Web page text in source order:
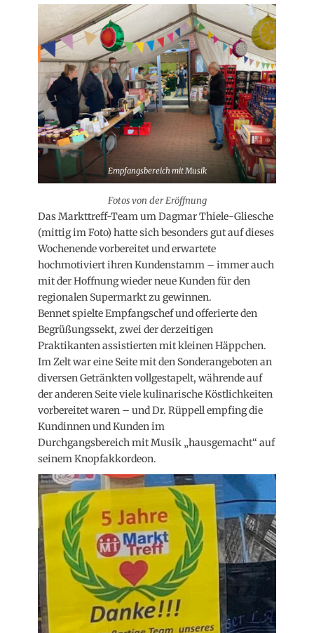
Empfangsbereich mit Musik
Fotos von der Eröffnung
Das Markttreff-Team um Dagmar Thiele-Gliesche
(mittig im Foto) hatte sich besonders gut auf dieses
Wochenende vorbereitet und erwartete
hochmotiviert ihren Kundenstamm – immer auch
mit der Hoffnung wieder neue Kunden für den
regionalen Supermarkt zu gewinnen.
Bennet spielte Empfangschef und offerierte den
Begrüßungssekt, zwei der derzeitigen
Praktikanten assistierten mit kleinen Häppchen.
Im Zelt war eine Seite mit den Sonderangeboten an
diversen Getränkten vollgestapelt, währende auf
der anderen Seite viele kulinarische Köstlichkeiten
vorbereitet waren – und Dr. Rüppell empfing die
Kundinnen und Kunden im
Durchgangsbereich mit Musik „hausgemacht“ auf
seinem Knopfakkordeon.